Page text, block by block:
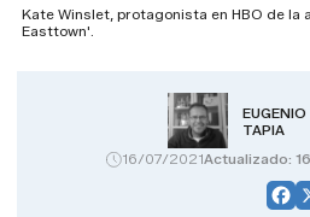
Kate Winslet, protagonista en HBO de la
Easttown'.
EUGENIO
TAPIA
16/07/2021Actualizado: